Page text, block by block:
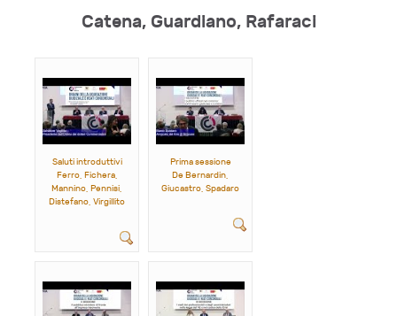
Catena, Guardiano, Rafaraci
Saluti introduttivi
Ferro, Fichera,
Mannino, Pennisi,
Distefano, Virgillito
Prima sessione
De Bernardin,
Giucastro, Spadaro